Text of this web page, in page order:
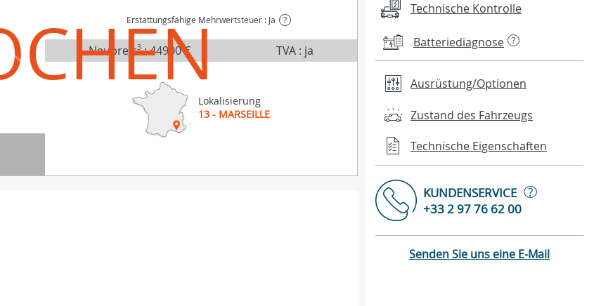
Erstattungsfähige Mehrwertsteuer : Ja ?
Neupreis3:44900 € TVA : ja
Lokalisierung
13 - MARSEILLE
Technische Kontrolle
Batteriediagnose ?
Ausrüstung/Optionen
Zustand des Fahrzeugs
Technische Eigenschaften
KUNDENSERVICE
?
+33 2 97 76 62 00
Senden Sie uns eine E-Mail